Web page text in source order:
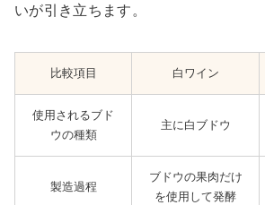
いが引き立ちます。
比較項目 白ワイン
使用されるブド
ウの種類
主に白ブドウ
製造過程
ブドウの果肉だけ
を使用して発酵